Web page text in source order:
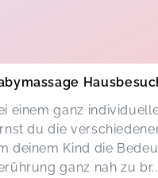
einem ganz
du die
deinem Kind die
ganz nah zu